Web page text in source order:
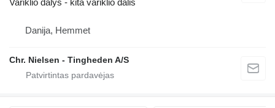
Variklio dalys - kita variklio dalis
Danija, Hemmet
Chr. Nielsen - Tingheden A/S